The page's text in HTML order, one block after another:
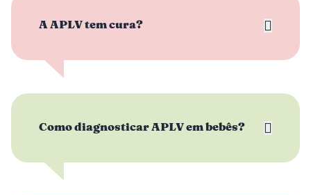
A APLV tem cura?
Como diagnosticar APLV em bebês?